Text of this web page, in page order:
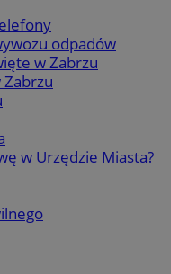
odpadów
w Zabrzu
Zabrzu
w Urzędzie Miasta?